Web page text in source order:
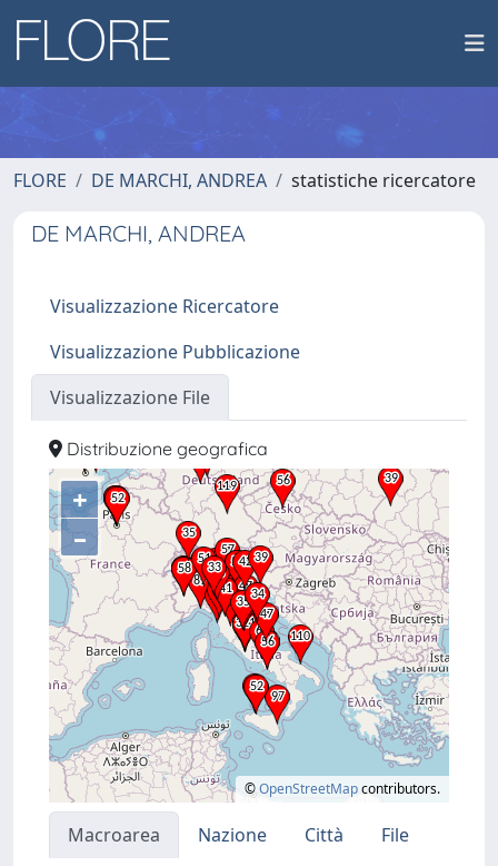
FLORE DE MARCHI, ANDREA statistiche ricercatore
DE MARCHI, ANDREA
Visualizzazione Ricercatore
Visualizzazione Pubblicazione
Visualizzazione File
Distribuzione geografica
+
–
©OpenStreetMapcontributors.
Macroarea Nazione Città
File